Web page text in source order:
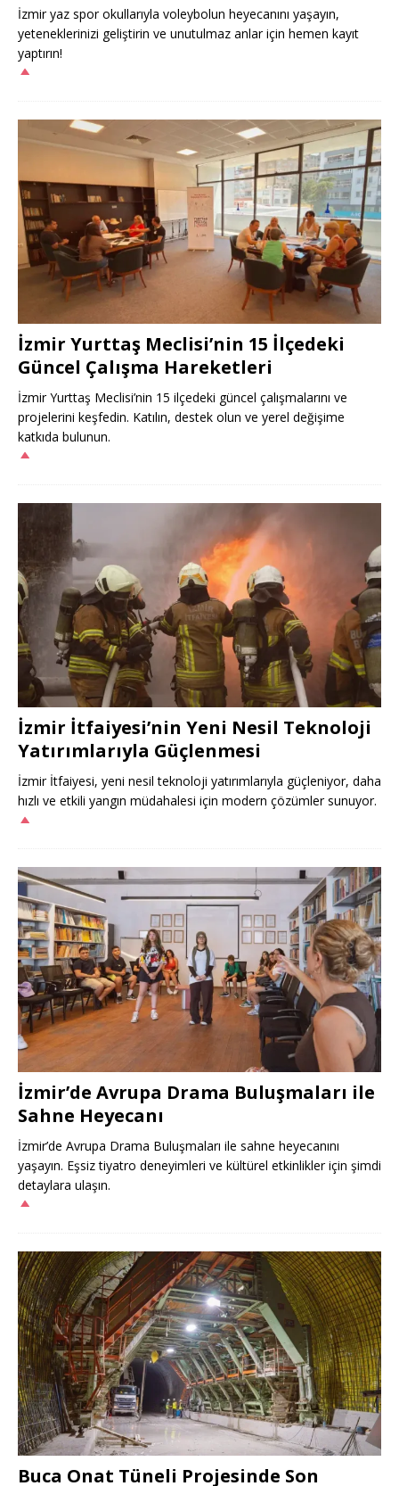
İzmir yaz spor okullarıyla voleybolun heyecanını yaşayın,
yeteneklerinizi geliştirin ve unutulmaz anlar için hemen kayıt
yaptırın!
İzmir Yurttaş Meclisi’nin 15 İlçedeki
Güncel Çalışma Hareketleri
İzmir Yurttaş Meclisi’nin 15 ilçedeki güncel çalışmalarını ve
projelerini keşfedin. Katılın, destek olun ve yerel değişime
katkıda bulunun.
İzmir İtfaiyesi’nin Yeni Nesil Teknoloji
Yatırımlarıyla Güçlenmesi
İzmir İtfaiyesi, yeni nesil teknoloji yatırımlarıyla güçleniyor, daha
hızlı ve etkili yangın müdahalesi için modern çözümler sunuyor.
İzmir’de Avrupa Drama Buluşmaları ile
Sahne Heyecanı
İzmir’de Avrupa Drama Buluşmaları ile sahne heyecanını
yaşayın. Eşsiz tiyatro deneyimleri ve kültürel etkinlikler için şimdi
detaylara ulaşın.
Buca Onat Tüneli Projesinde Son